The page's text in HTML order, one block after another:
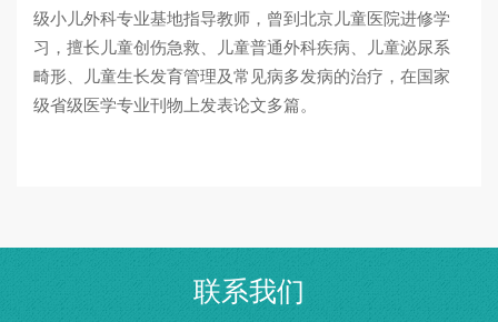
级小儿外科专业基地指导教师，曾到北京儿童医院进修学
习，擅长儿童创伤急救、儿童普通外科疾病、儿童泌尿系
畸形、儿童生长发育管理及常见病多发病的治疗，在国家
级省级医学专业刊物上发表论文多篇。
联系我们